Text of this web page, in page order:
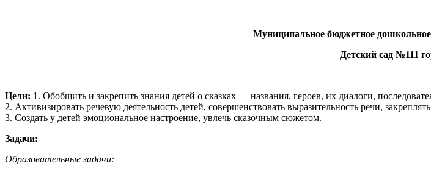
Муниципальное бюджетное
Детский сад №111
Цели: 1. Обобщить и закрепить знания детей о сказках — названия, героев, их диалоги,
2. Активизировать речевую деятельность детей, совершенствовать выразительность речи,
3. Создать у детей эмоциональное настроение, увлечь сказочным сюжетом.
Задачи:
Образовательные задачи: